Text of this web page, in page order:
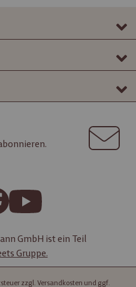
GmbH ist ein Teil
Gruppe.
zzgl. Versandkosten und ggf.